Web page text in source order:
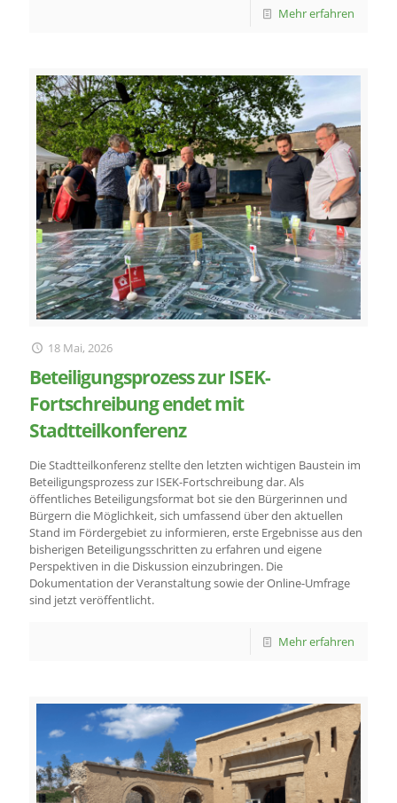
Mehr erfahren
18 Mai, 2026
Beteiligungsprozess zur ISEK-
Fortschreibung endet mit
Stadtteilkonferenz
Die Stadtteilkonferenz stellte den letzten wichtigen Baustein im
Beteiligungsprozess zur ISEK-Fortschreibung dar. Als
öffentliches Beteiligungsformat bot sie den Bürgerinnen und
Bürgern die Möglichkeit, sich umfassend über den aktuellen
Stand im Fördergebiet zu informieren, erste Ergebnisse aus den
bisherigen Beteiligungsschritten zu erfahren und eigene
Perspektiven in die Diskussion einzubringen. Die
Dokumentation der Veranstaltung sowie der Online-Umfrage
sind jetzt veröffentlicht.
Mehr erfahren